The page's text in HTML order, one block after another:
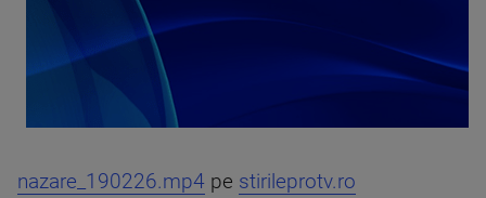
nazare_190226.mp4 pe stirileprotv.ro